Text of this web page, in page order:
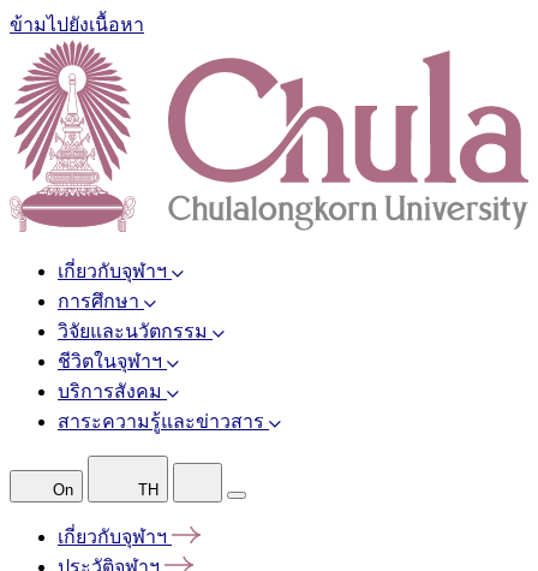
ข้ามไปยังเนื้อหา
เกี่ยวกับจุฬาฯ
การศึกษา
วิจัยและนวัตกรรม
ชีวิตในจุฬาฯ
บริการสังคม
สาระความรู้และข่าวสาร
On TH
เกี่ยวกับจุฬาฯ
ประวัติจุฬาฯ